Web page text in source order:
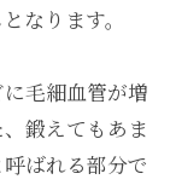
なります。
毛細血管が増
鍛えてもあま
ばれる部分で